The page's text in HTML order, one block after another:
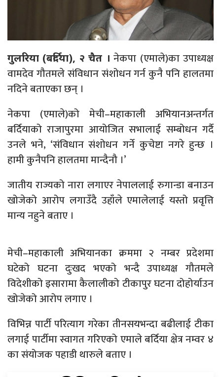
गुलरिया (बर्दिया), २ चैत । नेकपा (एमाले)का उपाध्यक्ष
वामदेव गौतमले संविधान संशोधन गर्न कुनै पनि हालतमा
नदिने बताएका छन् ।
नेकपा (एमाले)को मेची–महाकाली अभियानअन्तर्गत
बर्दियाको राजापुरमा आयोजित सभालाई सम्बोधन गर्दै
उनले भने, ‘संविधान संशोधन गर्ने कुचेष्टा नगरे हुन्छ ।
हामी कुनैपनि हालतमा मान्दैनौ ।’
जातीय राज्यको नारा लगाएर नेपाललाई रुगान्डा बनाउन
खोजेको आरोप लगाउँदै उहाँले एमालेलाई यस्तो प्रवृत्ति
मान्य नहुने बताए ।
मेची–महाकाली अभियानका क्रममा २ नम्बर प्रदेशमा
घटेको घटना दुःखद भएको भन्दै उपाध्यक्ष गौतमले
विदेशीको इसारामा कैलालीको टीकापुर घटना दोहोर्याउन
खोजेको आरोप लगाए ।
विभिन्न पार्टी परित्याग गरेका तीनसयभन्दा बढीलाई टीका
लगाई पार्टीमा स्वागत गरिएको एमाले बर्दिया क्षेत्र नम्वर ४
का संयोजक पहाडी थारुले बताए ।